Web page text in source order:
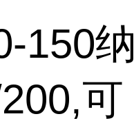
150纳
可